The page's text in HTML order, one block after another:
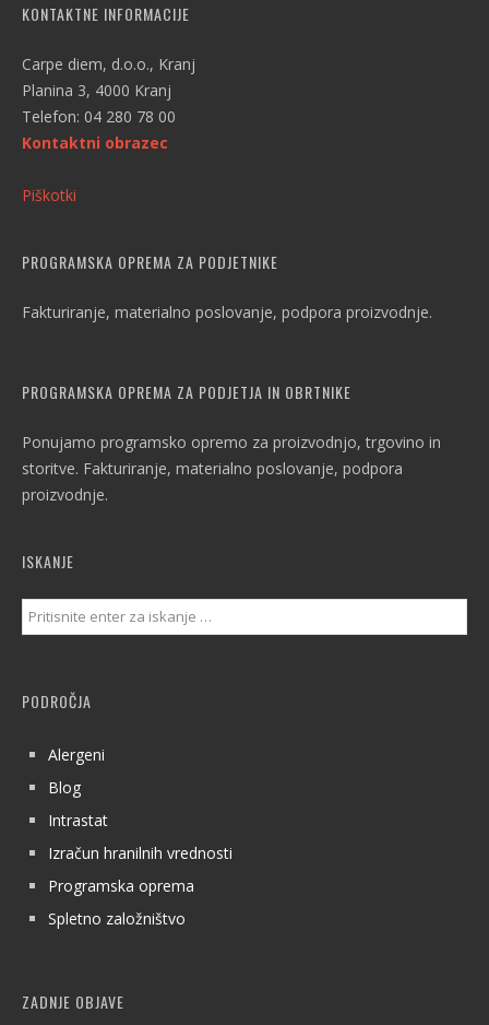
KONTAKTNE INFORMACIJE
Carpe diem, d.o.o., Kranj
Planina 3, 4000 Kranj
Telefon: 04 280 78 00
Kontaktni obrazec
Piškotki
PROGRAMSKA OPREMA ZA PODJETNIKE
Fakturiranje, materialno poslovanje, podpora proizvodnje.
PROGRAMSKA OPREMA ZA PODJETJA IN OBRTNIKE
Ponujamo programsko opremo za proizvodnjo, trgovino in
storitve. Fakturiranje, materialno poslovanje, podpora
proizvodnje.
ISKANJE
PODROČJA
Alergeni
Blog
Intrastat
Izračun hranilnih vrednosti
Programska oprema
Spletno založništvo
ZADNJE OBJAVE